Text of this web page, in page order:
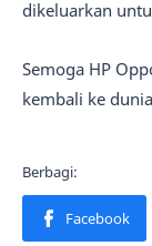
dikeluarkan
Semoga HP
kembali ke